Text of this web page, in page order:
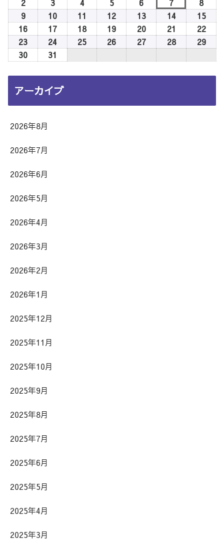
8
月
1
日
22026
年
8
月
2
日
32026
年
8
月
3
日
42026
年
8
月
4
日
52026
年
8
月
5
日
6
年
8
月
6
日
7
年
8
月
7
日
82026
年
8
月
8
日
92026
年
8
月
9
日
10
10
日
11
年
11
日
12
12
日
132026
年
8
13
日
142026
8
14
日
152026
年
8
15
日
16
16
日
17
17
日
182026
18
19
19
202026
年
20
21
年
21
222026
年
22
23
月
23
日
24
月
24
日
25
月
日
26
月
日
272026
月
日
282026
月
日
292026
月
日
30
8
月
30
31
8
月
31
アーカイブ
2026年8月
2026年7月
2026年6月
2026年5月
2026年4月
2026年3月
2026年2月
2026年1月
2025年12月
2025年11月
2025年10月
2025年9月
2025年8月
2025年7月
2025年6月
2025年5月
2025年4月
2025年3月